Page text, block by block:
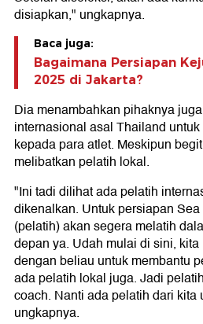
disiapkan," ungkapnya.
Baca juga:
Bagaimana Persiapan
2025 di Jakarta?
Dia menambahkan pihaknya
internasional asal Thailand
kepada para atlet. Meskipun
melibatkan pelatih lokal.
"Ini tadi dilihat ada pelatih
dikenalkan. Untuk persiapan
(pelatih) akan segera melatih
depan ya. Udah mulai di sini,
dengan beliau untuk membantu
ada pelatih lokal juga. Jadi
coach. Nanti ada pelatih dari kita
ungkapnya.